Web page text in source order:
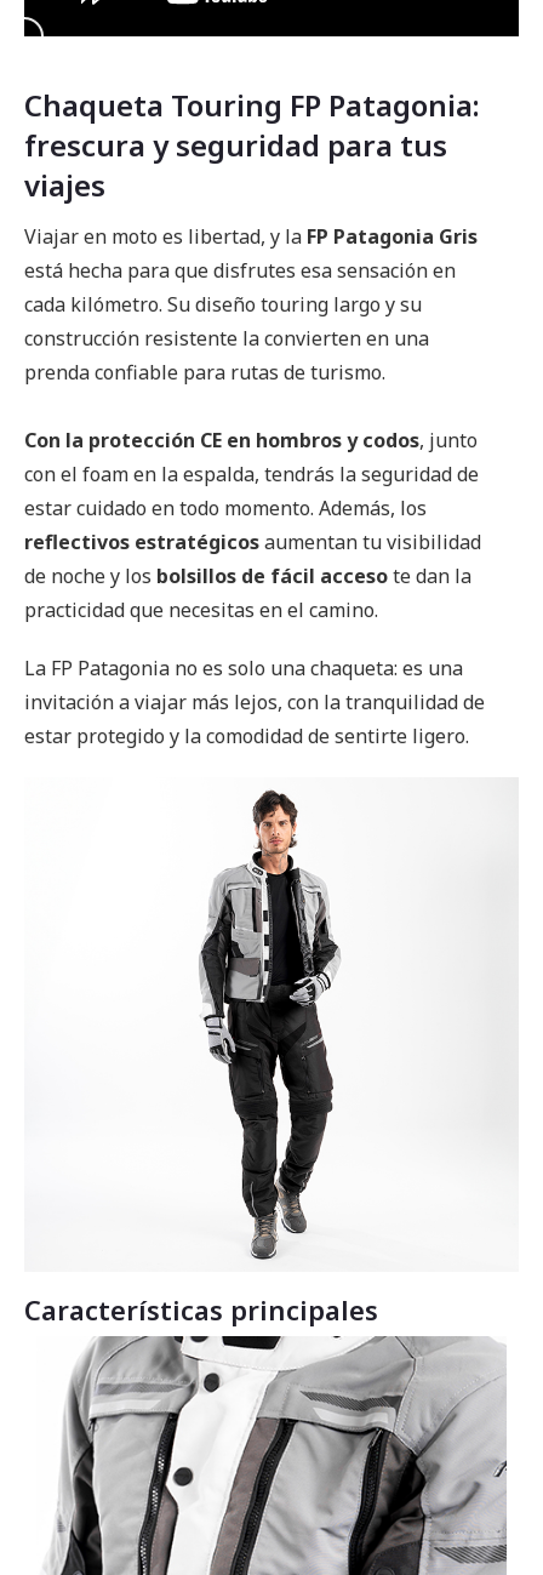
Chaqueta Touring FP Patagonia:
frescura y seguridad para tus
viajes
Viajar en moto es libertad, y la FP Patagonia Gris
está hecha para que disfrutes esa sensación en
cada kilómetro. Su diseño touring largo y su
construcción resistente la convierten en una
prenda confiable para rutas de turismo.
Con la protección CE en hombros y codos, junto
con el foam en la espalda, tendrás la seguridad de
estar cuidado en todo momento. Además, los
reflectivos estratégicosaumentan tu visibilidad
de noche y los bolsillos de fácil accesote dan la
practicidad que necesitas en el camino.
La FP Patagonia no es solo una chaqueta: es una
invitación a viajar más lejos, con la tranquilidad de
estar protegido y la comodidad de sentirte ligero.
Características principales